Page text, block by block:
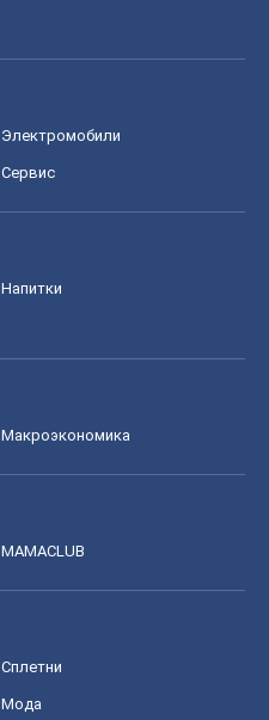
Электромобили
Сервис
Напитки
Mакроэкономика
MAMACLUB
Сплетни
Мода